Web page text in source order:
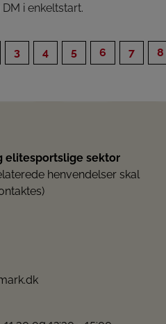
i enkeltstart.
3 4 5 6 7 8
elitesportslige sektor
henvendelser skal